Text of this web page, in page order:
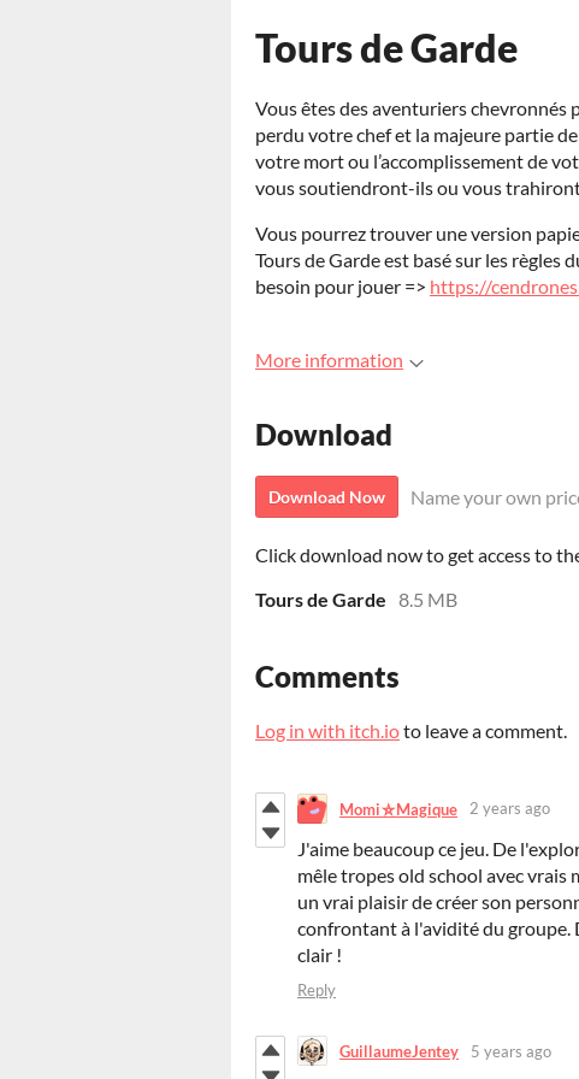
Tours de Garde
Vous êtes des aventuriers chevronnés
perdu votre chef et la majeure partie
votre mort ou l’accomplissement de
vous soutiendront-ils ou vous
Vous pourrez trouver une version
Tours de Garde est basé sur les règles
besoin pour jouer => https://
More information
Download
Download Now Name your own
Click download now to get access to
Tours de Garde 8.5 MB
Comments
Log in with itch.ioto leave a comment.
Momi⛥Magique 2 years ago
J'aime beaucoup ce jeu. De
mêle tropes old school avec
un vrai plaisir de créer son
confrontant à l'avidité du groupe.
clair !
Reply
GuillaumeJentey 5 years ago